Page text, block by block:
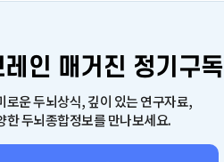
레인 매거진 정기구독
로운 두뇌상식, 깊이 있는 연구자료,
한 두뇌종합정보를 만나보세요.